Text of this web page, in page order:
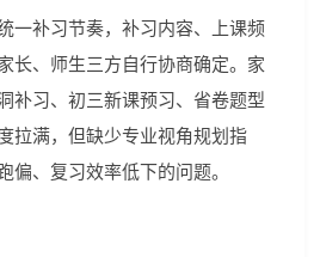
一补习节奏，补习内容、上课频
长、师生三方自行协商确定。家
补习、初三新课预习、省卷题型
拉满，但缺少专业视角规划指
偏、复习效率低下的问题。